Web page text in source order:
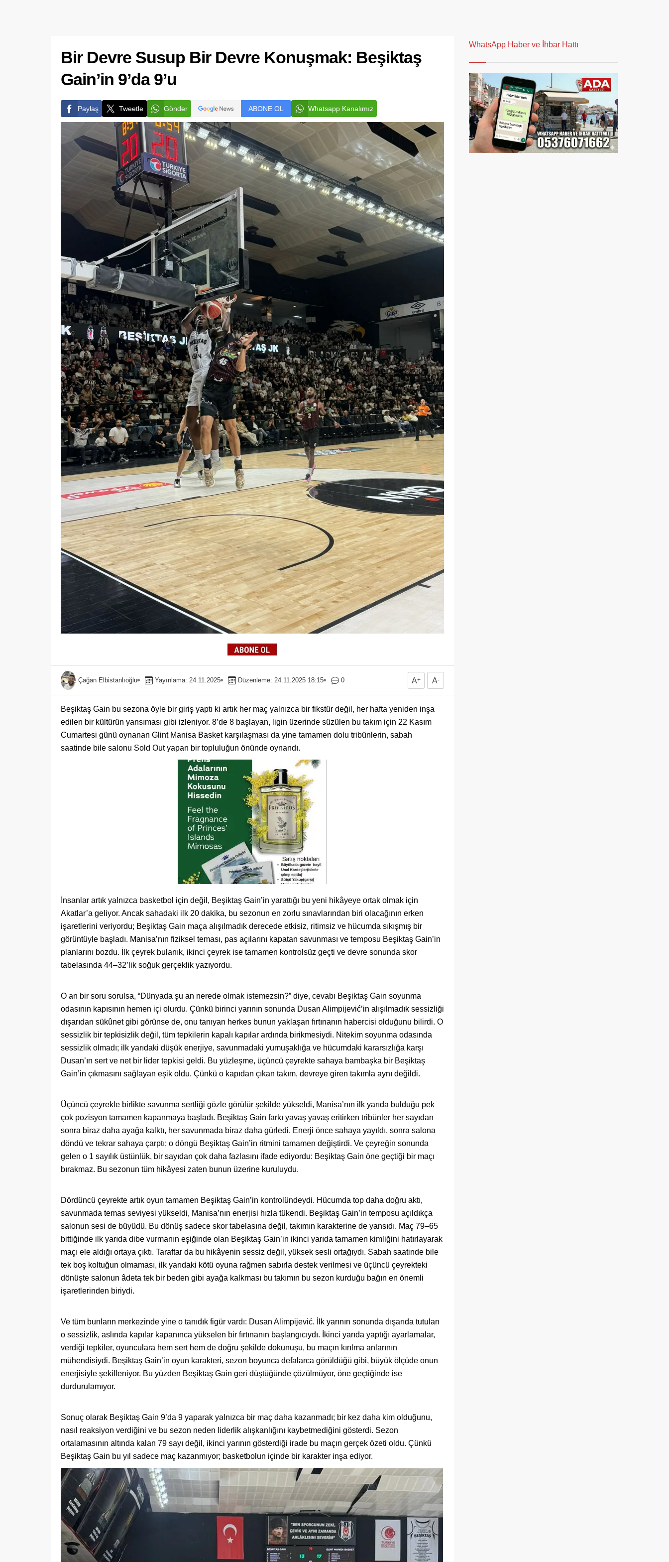
Bir Devre Susup Bir Devre Konuşmak: Beşiktaş
Gain’in 9’da 9’u
Paylaş Tweetle Gönder ABONE OL Whatsapp Kanalımız
Çağan Elbistanlıoğlu Yayınlama: 24.11.2025 Düzenleme: 24.11.2025 18:15 0 A+ A-
Beşiktaş Gain bu sezona öyle bir giriş yaptı ki artık her maç yalnızca bir fikstür değil, her hafta yeniden inşa
edilen bir kültürün yansıması gibi izleniyor. 8’de 8 başlayan, ligin üzerinde süzülen bu takım için 22 Kasım
Cumartesi günü oynanan Glint Manisa Basket karşılaşması da yine tamamen dolu tribünlerin, sabah
saatinde bile salonu Sold Out yapan bir topluluğun önünde oynandı.
İnsanlar artık yalnızca basketbol için değil, Beşiktaş Gain’in yarattığı bu yeni hikâyeye ortak olmak için
Akatlar’a geliyor. Ancak sahadaki ilk 20 dakika, bu sezonun en zorlu sınavlarından biri olacağının erken
işaretlerini veriyordu; Beşiktaş Gain maça alışılmadık derecede etkisiz, ritimsiz ve hücumda sıkışmış bir
görüntüyle başladı. Manisa’nın fiziksel teması, pas açılarını kapatan savunması ve temposu Beşiktaş Gain’in
planlarını bozdu. İlk çeyrek bulanık, ikinci çeyrek ise tamamen kontrolsüz geçti ve devre sonunda skor
tabelasında 44–32’lik soğuk gerçeklik yazıyordu.
O an bir soru sorulsa, “Dünyada şu an nerede olmak istemezsin?” diye, cevabı Beşiktaş Gain soyunma
odasının kapısının hemen içi olurdu. Çünkü birinci yarının sonunda Dusan Alimpijević’in alışılmadık sessizliği
dışarıdan sükûnet gibi görünse de, onu tanıyan herkes bunun yaklaşan fırtınanın habercisi olduğunu bilirdi. O
sessizlik bir tepkisizlik değil, tüm tepkilerin kapalı kapılar ardında birikmesiydi. Nitekim soyunma odasında
sessizlik olmadı; ilk yarıdaki düşük enerjiye, savunmadaki yumuşaklığa ve hücumdaki kararsızlığa karşı
Dusan’ın sert ve net bir lider tepkisi geldi. Bu yüzleşme, üçüncü çeyrekte sahaya bambaşka bir Beşiktaş
Gain’in çıkmasını sağlayan eşik oldu. Çünkü o kapıdan çıkan takım, devreye giren takımla aynı değildi.
Üçüncü çeyrekle birlikte savunma sertliği gözle görülür şekilde yükseldi, Manisa’nın ilk yarıda bulduğu pek
çok pozisyon tamamen kapanmaya başladı. Beşiktaş Gain farkı yavaş yavaş eritirken tribünler her sayıdan
sonra biraz daha ayağa kalktı, her savunmada biraz daha gürledi. Enerji önce sahaya yayıldı, sonra salona
döndü ve tekrar sahaya çarptı; o döngü Beşiktaş Gain’in ritmini tamamen değiştirdi. Ve çeyreğin sonunda
gelen o 1 sayılık üstünlük, bir sayıdan çok daha fazlasını ifade ediyordu: Beşiktaş Gain öne geçtiği bir maçı
bırakmaz. Bu sezonun tüm hikâyesi zaten bunun üzerine kuruluydu.
Dördüncü çeyrekte artık oyun tamamen Beşiktaş Gain’in kontrolündeydi. Hücumda top daha doğru aktı,
savunmada temas seviyesi yükseldi, Manisa’nın enerjisi hızla tükendi. Beşiktaş Gain’in temposu açıldıkça
salonun sesi de büyüdü. Bu dönüş sadece skor tabelasına değil, takımın karakterine de yansıdı. Maç 79–65
bittiğinde ilk yarıda dibe vurmanın eşiğinde olan Beşiktaş Gain’in ikinci yarıda tamamen kimliğini hatırlayarak
maçı ele aldığı ortaya çıktı. Taraftar da bu hikâyenin sessiz değil, yüksek sesli ortağıydı. Sabah saatinde bile
tek boş koltuğun olmaması, ilk yarıdaki kötü oyuna rağmen sabırla destek verilmesi ve üçüncü çeyrekteki
dönüşte salonun âdeta tek bir beden gibi ayağa kalkması bu takımın bu sezon kurduğu bağın en önemli
işaretlerinden biriydi.
Ve tüm bunların merkezinde yine o tanıdık figür vardı: Dusan Alimpijević. İlk yarının sonunda dışarıda tutulan
o sessizlik, aslında kapılar kapanınca yükselen bir fırtınanın başlangıcıydı. İkinci yarıda yaptığı ayarlamalar,
verdiği tepkiler, oyunculara hem sert hem de doğru şekilde dokunuşu, bu maçın kırılma anlarının
mühendisiydi. Beşiktaş Gain’in oyun karakteri, sezon boyunca defalarca görüldüğü gibi, büyük ölçüde onun
enerjisiyle şekilleniyor. Bu yüzden Beşiktaş Gain geri düştüğünde çözülmüyor, öne geçtiğinde ise
durdurulamıyor.
Sonuç olarak Beşiktaş Gain 9’da 9 yaparak yalnızca bir maç daha kazanmadı; bir kez daha kim olduğunu,
nasıl reaksiyon verdiğini ve bu sezon neden liderlik alışkanlığını kaybetmediğini gösterdi. Sezon
ortalamasının altında kalan 79 sayı değil, ikinci yarının gösterdiği irade bu maçın gerçek özeti oldu. Çünkü
Beşiktaş Gain bu yıl sadece maç kazanmıyor; basketbolun içinde bir karakter inşa ediyor.
WhatsApp Haber ve İhbar Hattı